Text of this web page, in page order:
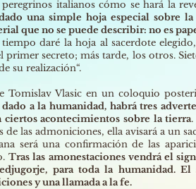
italianos cómo se hará la
una simple hoja especial sobre
que no se puede describir: no es
daré la hoja al sacerdote
primer secreto; más tarde, los otros.
su realización“.
Tomislav Vlasic en un coloquio
a la humanidad, habrá tres
ciertos acontecimientos sobre la tierra.
de las admoniciones, ella avisará a un
será una confirmación de las
Tras las amonestaciones vendrá el
para toda la humanidad.
y una llamada a la fe.